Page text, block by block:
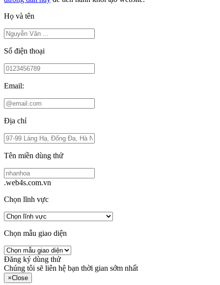
Họ và tên
Số điện thoại
Email:
Địa chỉ
Tên miền dùng thử
.web4s.com.vn
Chọn lĩnh vực
Chọn mẫu giao diện
Đăng ký dùng thử
Chúng tôi sẽ liên hệ bạn thời gian sớm nhất
×Close